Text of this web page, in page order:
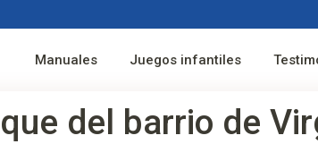
Manuales Juegos infantiles
del barrio de